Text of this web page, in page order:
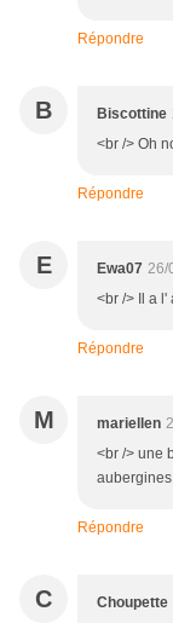
Répondre
B Biscottine
<br /> Oh
Répondre
E Ewa07 26/
<br /> Il a l'
Répondre
M mariellen
<br /> une
Répondre
C Choupette